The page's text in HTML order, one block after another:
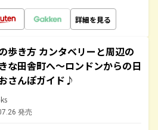
詳細を見る
歩き方 カンタベリーと周辺の
な田舎町へ～ロンドンからの日
さんぽガイド♪
発売